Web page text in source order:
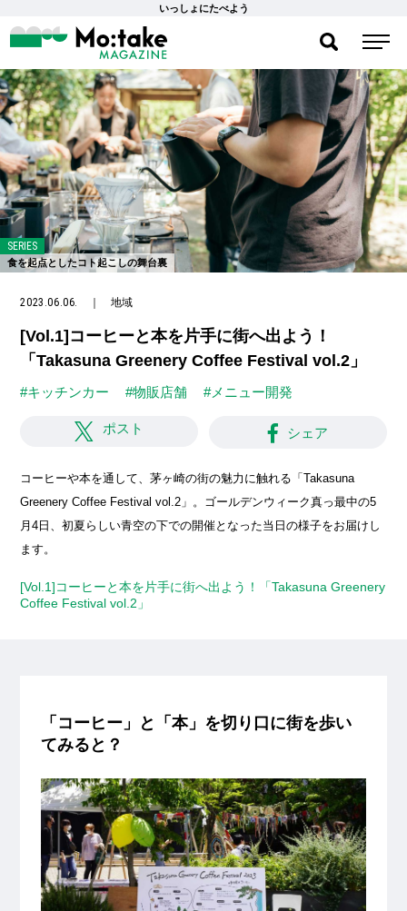
いっしょにたべよう
SERIES
食を起点としたコト起こしの舞台裏
2023.06.06. ｜地域
[Vol.1]コーヒーと本を片手に街へ出よう！
「Takasuna Greenery Coffee Festival vol.2」
#キッチンカー #物販店舗 #メニュー開発
ポスト シェア
コーヒーや本を通して、茅ヶ崎の街の魅力に触れる「Takasuna
Greenery Coffee Festival vol.2」。ゴールデンウィーク真っ最中の5
月4日、初夏らしい青空の下での開催となった当日の様子をお届けし
ます。
[Vol.1]コーヒーと本を片手に街へ出よう！「Takasuna Greenery
Coffee Festival vol.2」
「コーヒー」と「本」を切り口に街を歩い
てみると？